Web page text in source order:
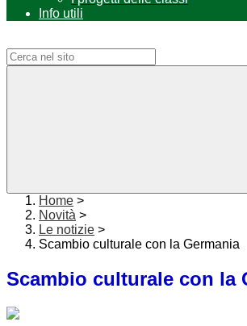
Info utili
Home >
Novità >
Le notizie >
Scambio culturale con la Germania
Scambio culturale con la